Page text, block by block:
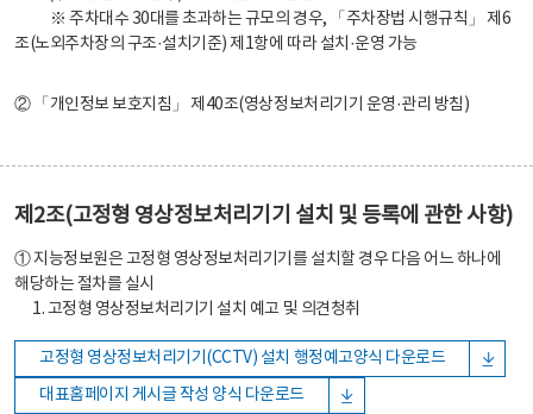
※ 주차대수 30대를 초과하는 규모의 경우, 「주차장법 시행규칙」 제6
조(노외주차장의 구조·설치기준) 제1항에 따라 설치·운영 가능
② 「개인정보 보호지침」 제40조(영상정보처리기기 운영·관리 방침)
제2조(고정형 영상정보처리기기 설치 및 등록에 관한 사항)
① 지능정보원은 고정형 영상정보처리기기를 설치할 경우 다음 어느 하나에
해당하는 절차를 실시
1. 고정형 영상정보처리기기 설치 예고 및 의견청취
고정형 영상정보처리기기(CCTV) 설치 행정예고양식 다운로드
대표홈페이지 게시글 작성 양식 다운로드